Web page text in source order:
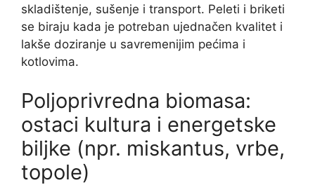
skladištenje, sušenje i transport. Peleti i briketi
se biraju kada je potreban ujednačen kvalitet i
lakše doziranje u savremenijim pećima i
kotlovima.
Poljoprivredna biomasa:
ostaci kultura i energetske
biljke (npr. miskantus, vrbe,
topole)